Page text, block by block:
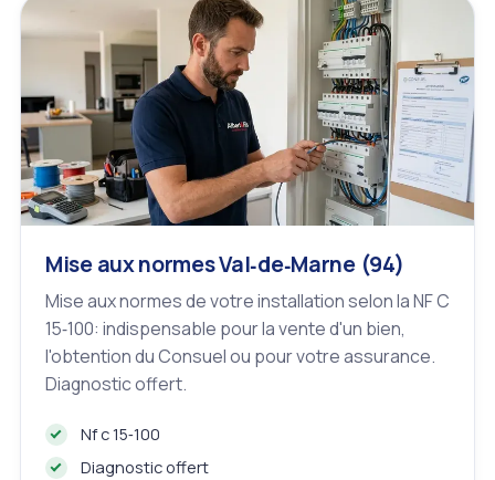
Mise aux normes Val‑de‑Marne (94)
Mise aux normes de votre installation selon la NF C
15‑100: indispensable pour la vente d'un bien,
l'obtention du Consuel ou pour votre assurance.
Diagnostic offert.
Nf c 15‑100
Diagnostic offert